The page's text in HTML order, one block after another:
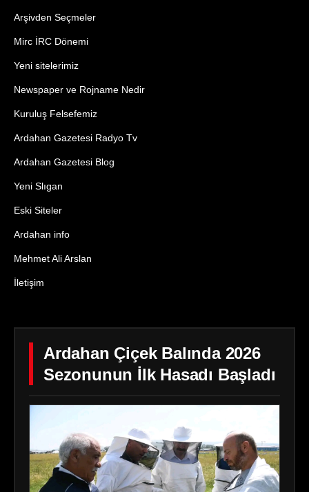
Arşivden Seçmeler
Mirc İRC Dönemi
Yeni sitelerimiz
Newspaper ve Rojname Nedir
Kuruluş Felsefemiz
Ardahan Gazetesi Radyo Tv
Ardahan Gazetesi Blog
Yeni Slıgan
Eski Siteler
Ardahan info
Mehmet Ali Arslan
İletişim
Ardahan Çiçek Balında 2026
Sezonunun İlk Hasadı Başladı